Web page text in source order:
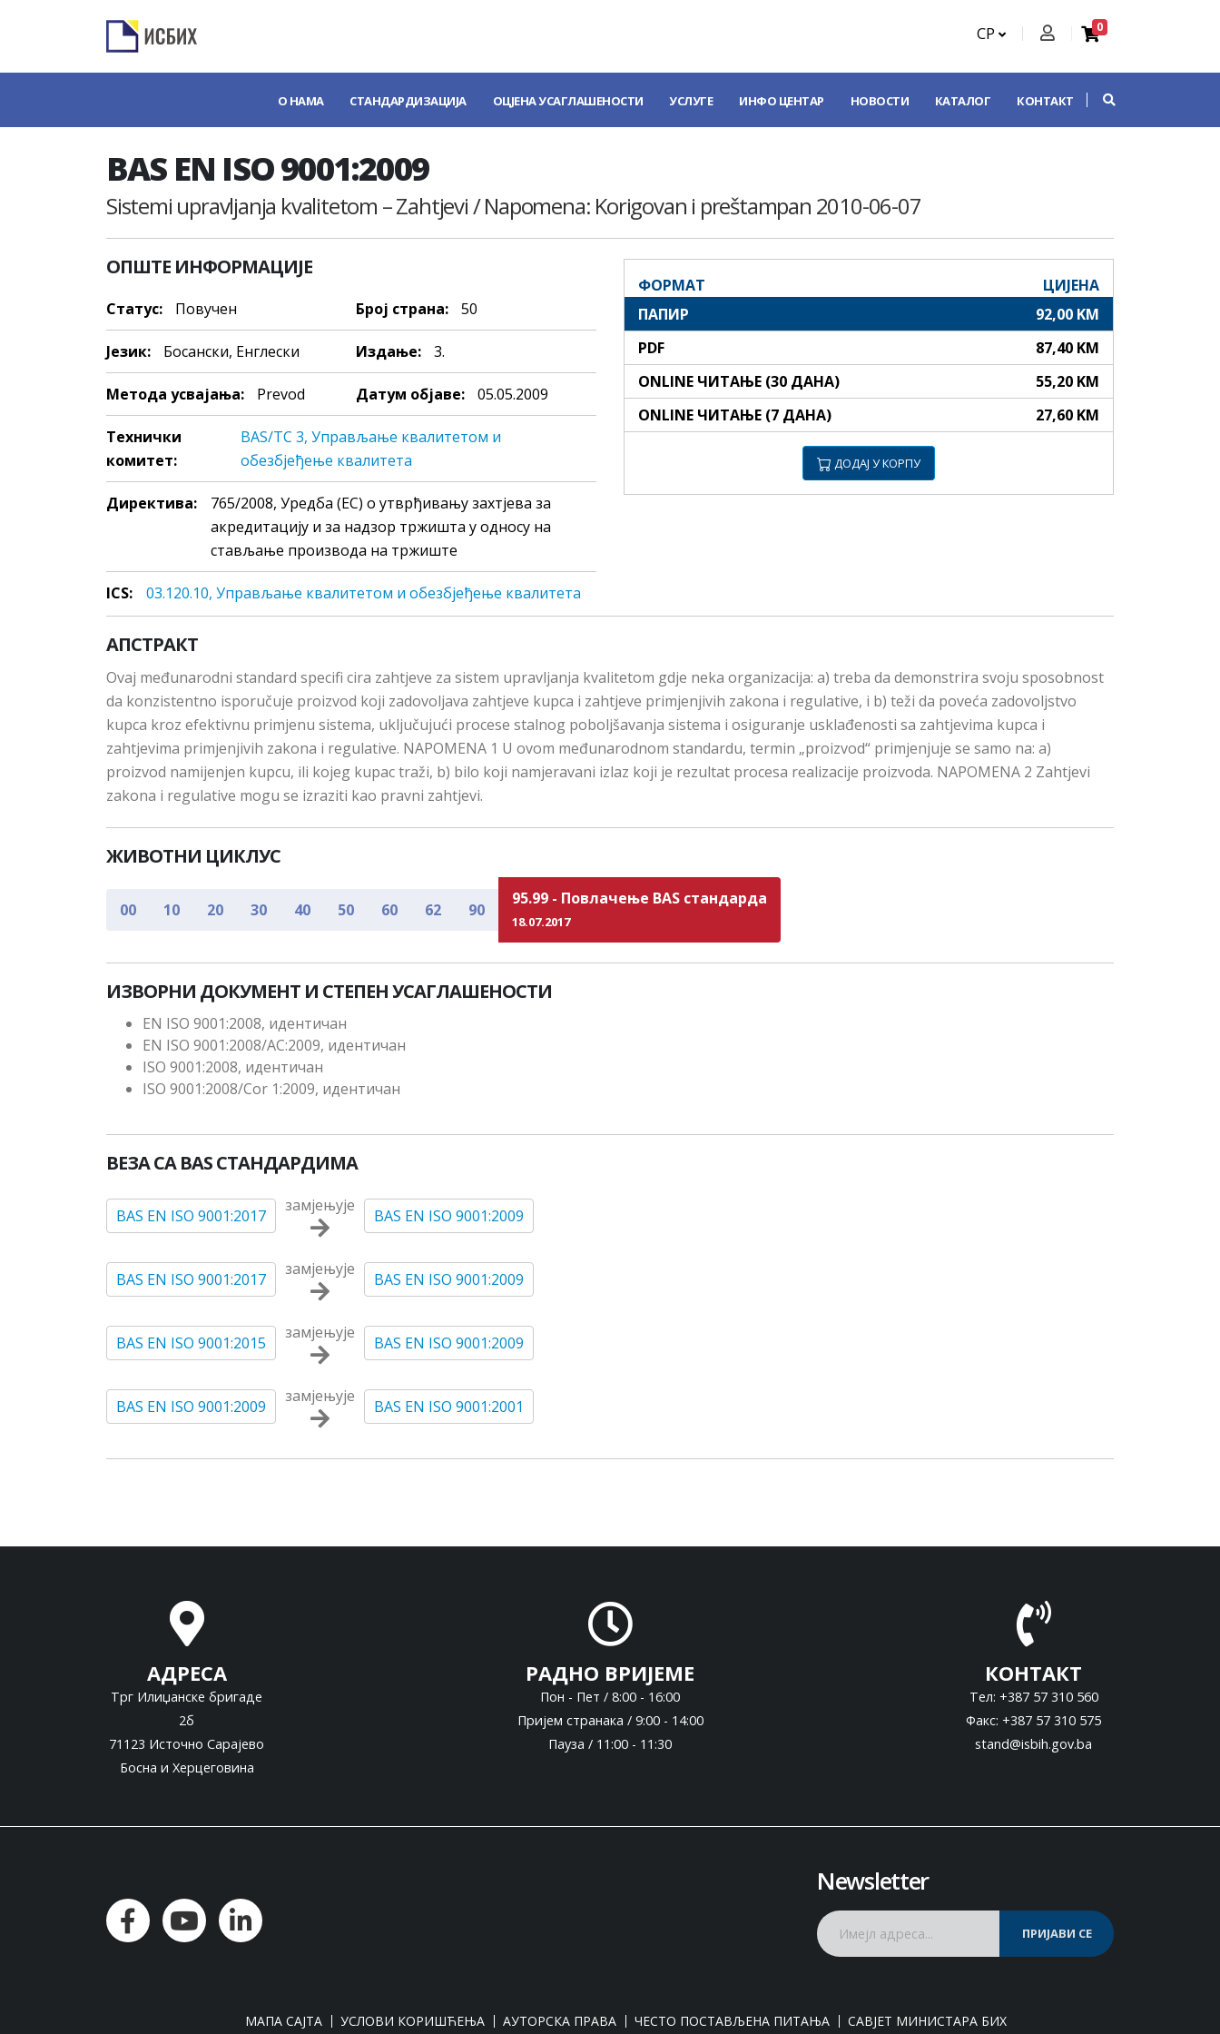
СР 0
О НАМА СТАНДАРДИЗАЦИЈА ОЦЈЕНА УСАГЛАШЕНОСТИ УСЛУГЕ ИНФО ЦЕНТАР НОВОСТИ КАТАЛОГ КОНТАКТ
BAS EN ISO 9001:2009
Sistemi upravljanja kvalitetom – Zahtjevi / Napomena: Korigovan i preštampan 2010-06-07
ОПШТЕ ИНФОРМАЦИЈЕ
Статус: Повучен Број страна: 50
Језик: Босански, Енглески Издање: 3.
Метода усвајања: Prevod Датум објаве: 05.05.2009
Технички
комитет:
BAS/TC 3, Управљање квалитетом и
обезбјеђење квалитета
Директива:
765/2008, Уредба (EC) о утврђивању захтјева за
акредитацију и за надзор тржишта у односу на
стављање производа на тржиште
ICS: 03.120.10, Упрaвљaњe квaлитeтoм и обезбјеђење квaлитeтa
ФОРМАТ
ЦИЈЕНА
ПАПИР
92,00 KM
PDF
87,40 KM
ONLINE ЧИТАЊЕ (30 ДАНА)
55,20 KM
ONLINE ЧИТАЊЕ (7 ДАНА)
27,60 KM
ДОДАЈ У КОРПУ
АПСТРАКТ
Ovaj međunarodni standard specifi cira zahtjeve za sistem upravljanja kvalitetom gdje neka organizacija: a) treba da demonstrira svoju sposobnost
da konzistentno isporučuje proizvod koji zadovoljava zahtjeve kupca i zahtjeve primjenjivih zakona i regulative, i b) teži da poveća zadovoljstvo
kupca kroz efektivnu primjenu sistema, uključujući procese stalnog poboljšavanja sistema i osiguranje usklađenosti sa zahtjevima kupca i
zahtjevima primjenjivih zakona i regulative. NAPOMENA 1 U ovom međunarodnom standardu, termin „proizvod“ primjenjuje se samo na: a)
proizvod namijenjen kupcu, ili kojeg kupac traži, b) bilo koji namjeravani izlaz koji je rezultat procesa realizacije proizvoda. NAPOMENA 2 Zahtjevi
zakona i regulative mogu se izraziti kao pravni zahtjevi.
ЖИВОТНИ ЦИКЛУС
00 10 20 30 40 50 60 62 90
95.99 - Повлачење BAS стандарда
18.07.2017
ИЗВОРНИ ДОКУМЕНТ И СТЕПЕН УСАГЛАШЕНОСТИ
EN ISO 9001:2008, идентичан
EN ISO 9001:2008/AC:2009, идентичан
ISO 9001:2008, идентичан
ISO 9001:2008/Cor 1:2009, идентичан
ВЕЗА СА BAS СТАНДАРДИМА
BAS EN ISO 9001:2017
замјењује
BAS EN ISO 9001:2009
BAS EN ISO 9001:2017
замјењује
BAS EN ISO 9001:2009
BAS EN ISO 9001:2015
замјењује
BAS EN ISO 9001:2009
BAS EN ISO 9001:2009
замјењује
BAS EN ISO 9001:2001
АДРЕСА
Трг Илиџанске бригаде
2б
71123 Источно Сарајево
Босна и Херцеговина
РАДНО ВРИЈЕМЕ
Пон - Пет / 8:00 - 16:00
Пријем странака / 9:00 - 14:00
Пауза / 11:00 - 11:30
КОНТАКТ
Тел: +387 57 310 560
Факс: +387 57 310 575
stand@isbih.gov.ba
Newsletter
ПРИЈАВИ СЕ
МАПА САЈТА УСЛОВИ КОРИШЋЕЊА АУТОРСКА ПРАВА ЧЕСТО ПОСТАВЉЕНА ПИТАЊА САВЈЕТ МИНИСТАРА БИХ